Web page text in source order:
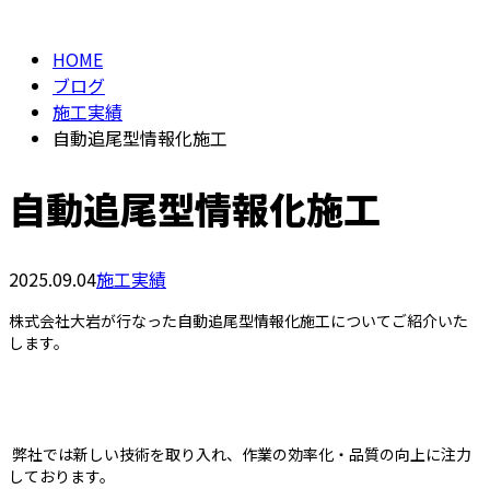
HOME
ブログ
施工実績
自動追尾型情報化施工
自動追尾型情報化施工
2025.09.04施工実績
株式会社大岩が行なった自動追尾型情報化施工についてご紹介いた
します。
弊社では新しい技術を取り入れ、作業の効率化・品質の向上に注力
しております。